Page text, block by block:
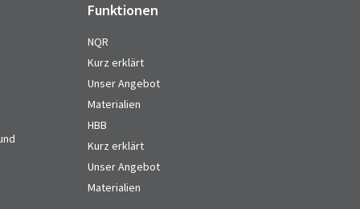
Funktionen
NQR
Kurz erklärt
Unser Angebot
Materialien
HBB
Kurz erklärt
Unser Angebot
Materialien